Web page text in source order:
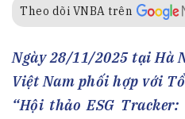
Theo dõi VNBA trên
Ngày 28/11/2025 tại Hà
Việt Nam phối hợp với
“Hội thảo ESG